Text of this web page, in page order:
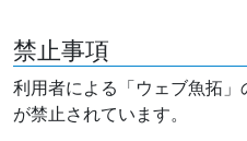
禁止事項
利用者による「ウェブ魚拓
が禁止されています。